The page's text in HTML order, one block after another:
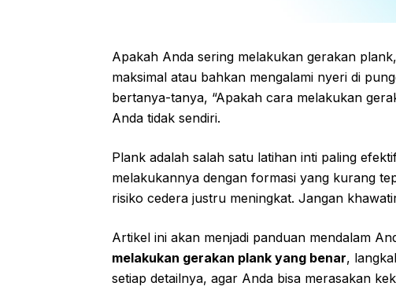
Apakah Anda sering melakukan gerakan
maksimal atau bahkan mengalami nyeri di
bertanya-tanya, “Apakah cara melakukan
Anda tidak sendiri.
Plank adalah salah satu latihan inti paling
melakukannya dengan formasi yang kurang
risiko cedera justru meningkat. Jangan
Artikel ini akan menjadi panduan mendalam
melakukan gerakan plank yang benar,
setiap detailnya, agar Anda bisa merasakan